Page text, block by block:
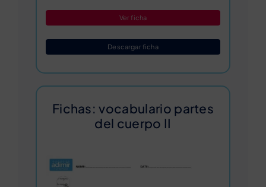
Ver ficha
Descargar ficha
Fichas: vocabulario partes
del cuerpo II